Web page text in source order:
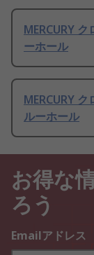
MERCURY
ーホール
MERCURY
ルーホール
お得な
ろう
Emailアドレス